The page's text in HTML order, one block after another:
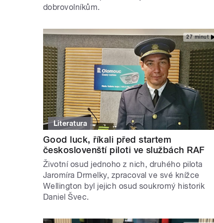
dobrovolníkům.
27 minut
Literatura
Good luck, říkali před startem
českoslovenští piloti ve službách RAF
Životní osud jednoho z nich, druhého pilota
Jaromíra Drmelky, zpracoval ve své knížce
Wellington byl jejich osud soukromý historik
Daniel Švec.